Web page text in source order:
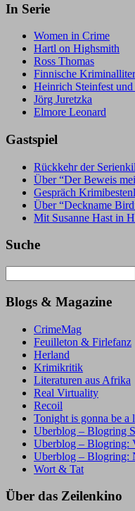
In Serie
Women in Crime
Hartl on Highsmith
Ross Thomas
Finnische
Heinrich Steinfest
Jörg Juretzka
Elmore Leonard
Gastspiel
Rückkehr der
Über “Der Beweis
Gespräch
Über “Deckname
Mit Susanne Hast in
Suche
nach:
Blogs & Magazine
CrimeMag
Feuilleton & Firlefanz
Herland
Krimikritik
Literaturen aus Afrika
Real Virtuality
Recoil
Tonight is gonna be a
Uberblog – Blogring
Uberblog – Blogring:
Uberblog – Blogring:
Wort & Tat
Über das Zeilenkino